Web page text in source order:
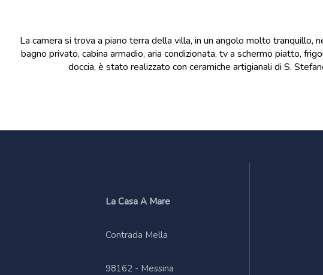
La camera si trova a piano terra della villa, in un angolo molto tranquillo,
bagno privato, cabina armadio, aria condizionata, tv a schermo piatto,
doccia, è stato realizzato con ceramiche artigianali di S.
La Casa A Mare
Contrada Mella
98162 - Messina